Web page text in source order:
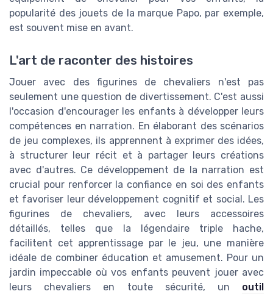
popularité des jouets de la marque Papo, par exemple,
est souvent mise en avant.
L'art de raconter des histoires
Jouer avec des figurines de chevaliers n'est pas
seulement une question de divertissement. C'est aussi
l'occasion d'encourager les enfants à développer leurs
compétences en narration. En élaborant des scénarios
de jeu complexes, ils apprennent à exprimer des idées,
à structurer leur récit et à partager leurs créations
avec d'autres. Ce développement de la narration est
crucial pour renforcer la confiance en soi des enfants
et favoriser leur développement cognitif et social. Les
figurines de chevaliers, avec leurs accessoires
détaillés, telles que la légendaire triple hache,
facilitent cet apprentissage par le jeu, une manière
idéale de combiner éducation et amusement. Pour un
jardin impeccable où vos enfants peuvent jouer avec
leurs chevaliers en toute sécurité, un outil